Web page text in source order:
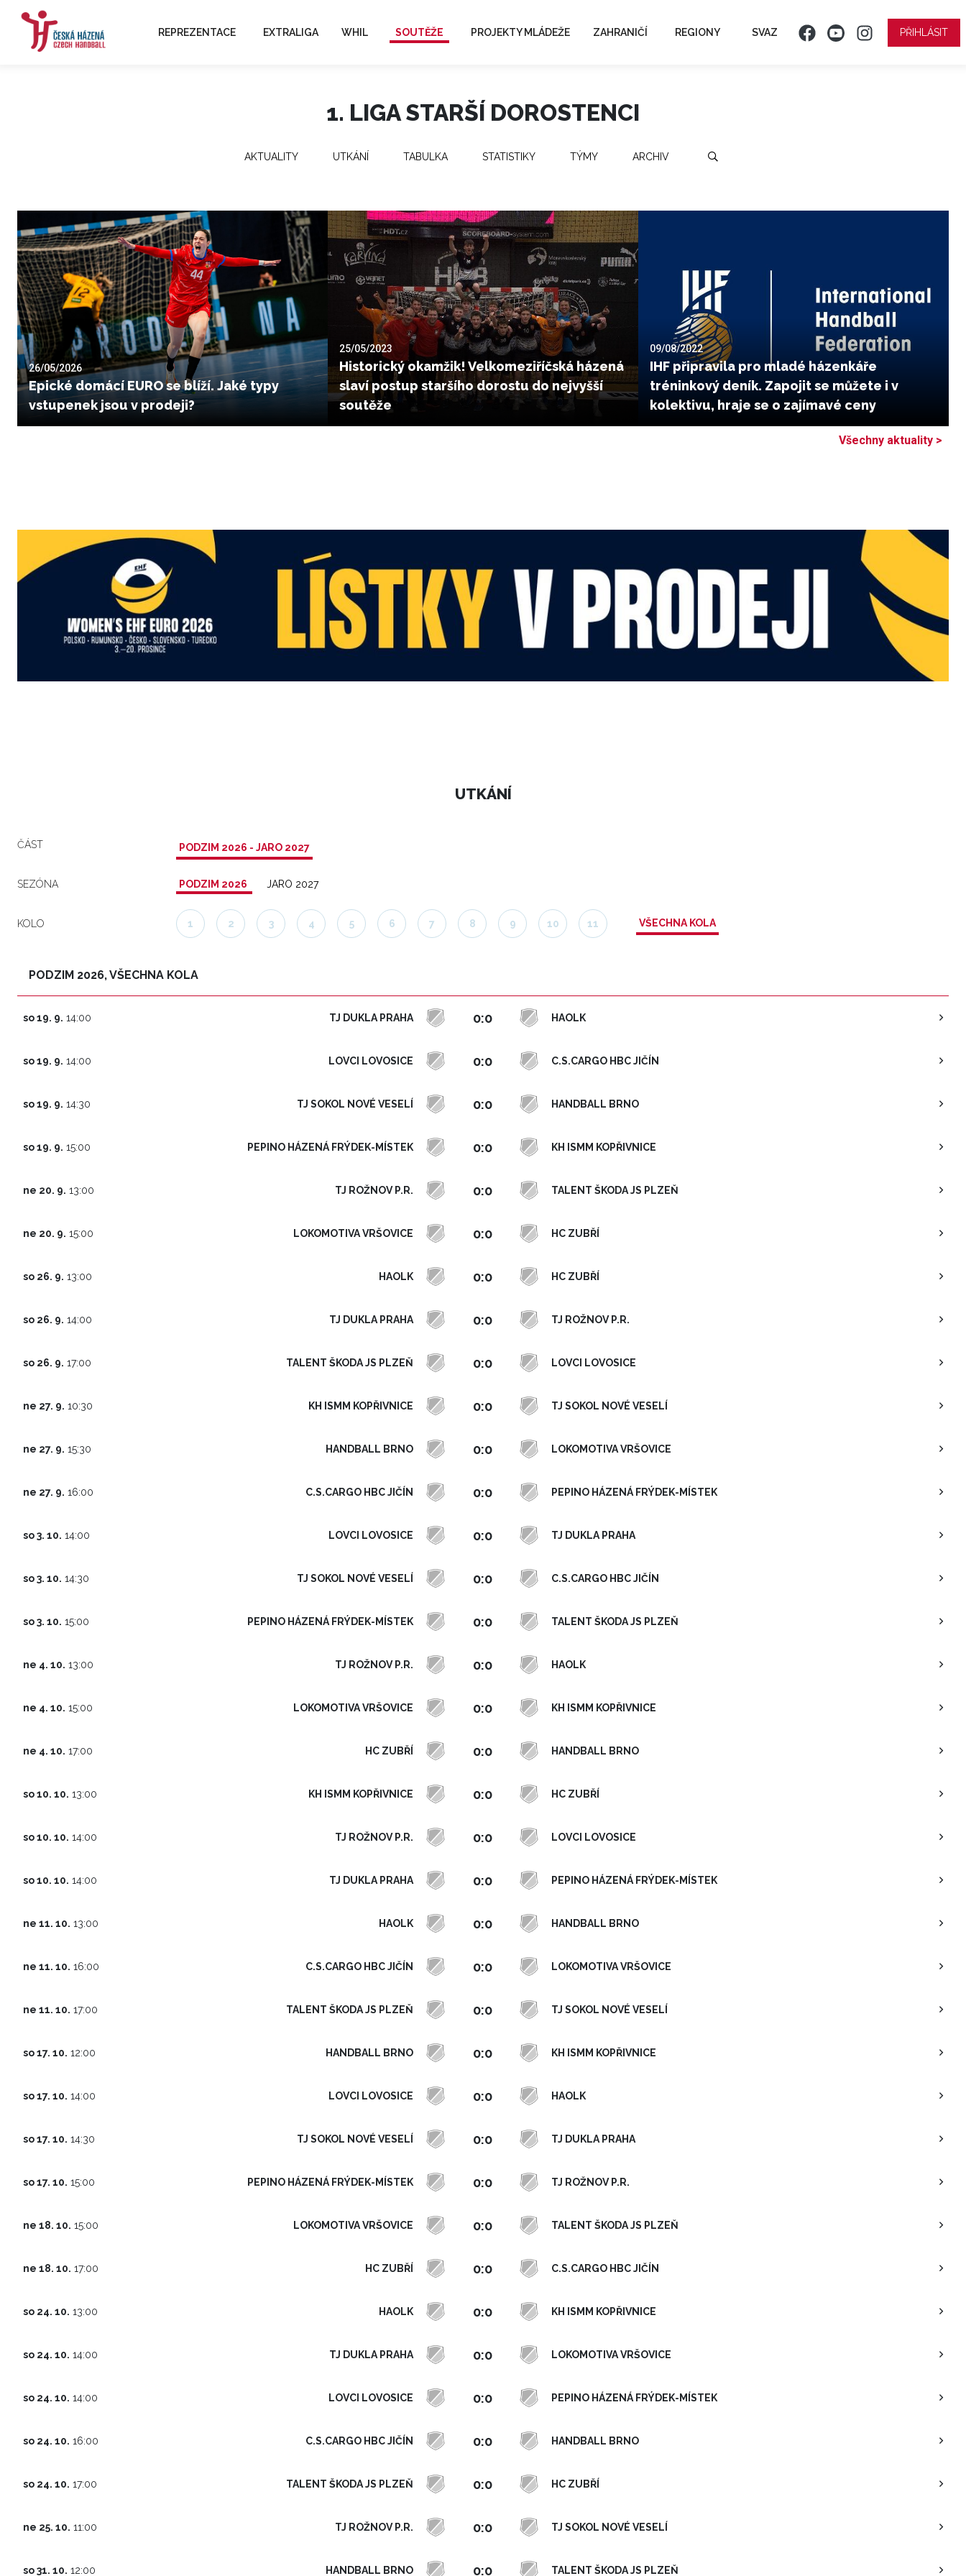
REPREZENTACE EXTRALIGA WHIL SOUTĚŽE PROJEKTY MLÁDEŽE ZAHRANIČÍ REGIONY SVAZ PŘIHLÁSIT
1. LIGA STARŠÍ DOROSTENCI
AKTUALITY UTKÁNÍ TABULKA STATISTIKY TÝMY ARCHIV
26/05/2026
Epické domácí EURO se blíží. Jaké typy
vstupenek jsou v prodeji?
25/05/2023
Historický okamžik! Velkomeziříčská házená
slaví postup staršího dorostu do nejvyšší
soutěže
09/08/2022
IHF připravila pro mladé házenkáře
tréninkový deník. Zapojit se můžete i v
kolektivu, hraje se o zajímavé ceny
Všechny aktuality >
UTKÁNÍ
ČÁST PODZIM 2026 - JARO 2027
SEZÓNA PODZIM 2026 JARO 2027
KOLO 1 2 3 4 5 6 7 8 9 10 11 VŠECHNA KOLA
PODZIM 2026, VŠECHNA KOLA
so 19. 9. 14:00 TJ DUKLA PRAHA 0:0 HAOLK
so 19. 9. 14:00 LOVCI LOVOSICE 0:0 C.S.CARGO HBC JIČÍN
so 19. 9. 14:30 TJ SOKOL NOVÉ VESELÍ 0:0 HANDBALL BRNO
so 19. 9. 15:00 PEPINO HÁZENÁ FRÝDEK-MÍSTEK 0:0 KH ISMM KOPŘIVNICE
ne 20. 9. 13:00 TJ ROŽNOV P.R. 0:0 TALENT ŠKODA JS PLZEŇ
ne 20. 9. 15:00 LOKOMOTIVA VRŠOVICE 0:0 HC ZUBŘÍ
so 26. 9. 13:00 HAOLK 0:0 HC ZUBŘÍ
so 26. 9. 14:00 TJ DUKLA PRAHA 0:0 TJ ROŽNOV P.R.
so 26. 9. 17:00 TALENT ŠKODA JS PLZEŇ 0:0 LOVCI LOVOSICE
ne 27. 9. 10:30 KH ISMM KOPŘIVNICE 0:0 TJ SOKOL NOVÉ VESELÍ
ne 27. 9. 15:30 HANDBALL BRNO 0:0 LOKOMOTIVA VRŠOVICE
ne 27. 9. 16:00 C.S.CARGO HBC JIČÍN 0:0 PEPINO HÁZENÁ FRÝDEK-MÍSTEK
so 3. 10. 14:00 LOVCI LOVOSICE 0:0 TJ DUKLA PRAHA
so 3. 10. 14:30 TJ SOKOL NOVÉ VESELÍ 0:0 C.S.CARGO HBC JIČÍN
so 3. 10. 15:00 PEPINO HÁZENÁ FRÝDEK-MÍSTEK 0:0 TALENT ŠKODA JS PLZEŇ
ne 4. 10. 13:00 TJ ROŽNOV P.R. 0:0 HAOLK
ne 4. 10. 15:00 LOKOMOTIVA VRŠOVICE 0:0 KH ISMM KOPŘIVNICE
ne 4. 10. 17:00 HC ZUBŘÍ 0:0 HANDBALL BRNO
so 10. 10. 13:00 KH ISMM KOPŘIVNICE 0:0 HC ZUBŘÍ
so 10. 10. 14:00 TJ ROŽNOV P.R. 0:0 LOVCI LOVOSICE
so 10. 10. 14:00 TJ DUKLA PRAHA 0:0 PEPINO HÁZENÁ FRÝDEK-MÍSTEK
ne 11. 10. 13:00 HAOLK 0:0 HANDBALL BRNO
ne 11. 10. 16:00 C.S.CARGO HBC JIČÍN 0:0 LOKOMOTIVA VRŠOVICE
ne 11. 10. 17:00 TALENT ŠKODA JS PLZEŇ 0:0 TJ SOKOL NOVÉ VESELÍ
so 17. 10. 12:00 HANDBALL BRNO 0:0 KH ISMM KOPŘIVNICE
so 17. 10. 14:00 LOVCI LOVOSICE 0:0 HAOLK
so 17. 10. 14:30 TJ SOKOL NOVÉ VESELÍ 0:0 TJ DUKLA PRAHA
so 17. 10. 15:00 PEPINO HÁZENÁ FRÝDEK-MÍSTEK 0:0 TJ ROŽNOV P.R.
ne 18. 10. 15:00 LOKOMOTIVA VRŠOVICE 0:0 TALENT ŠKODA JS PLZEŇ
ne 18. 10. 17:00 HC ZUBŘÍ 0:0 C.S.CARGO HBC JIČÍN
so 24. 10. 13:00 HAOLK 0:0 KH ISMM KOPŘIVNICE
so 24. 10. 14:00 TJ DUKLA PRAHA 0:0 LOKOMOTIVA VRŠOVICE
so 24. 10. 14:00 LOVCI LOVOSICE 0:0 PEPINO HÁZENÁ FRÝDEK-MÍSTEK
so 24. 10. 16:00 C.S.CARGO HBC JIČÍN 0:0 HANDBALL BRNO
so 24. 10. 17:00 TALENT ŠKODA JS PLZEŇ 0:0 HC ZUBŘÍ
ne 25. 10. 11:00 TJ ROŽNOV P.R. 0:0 TJ SOKOL NOVÉ VESELÍ
so 31. 10. 12:00 HANDBALL BRNO 0:0 TALENT ŠKODA JS PLZEŇ